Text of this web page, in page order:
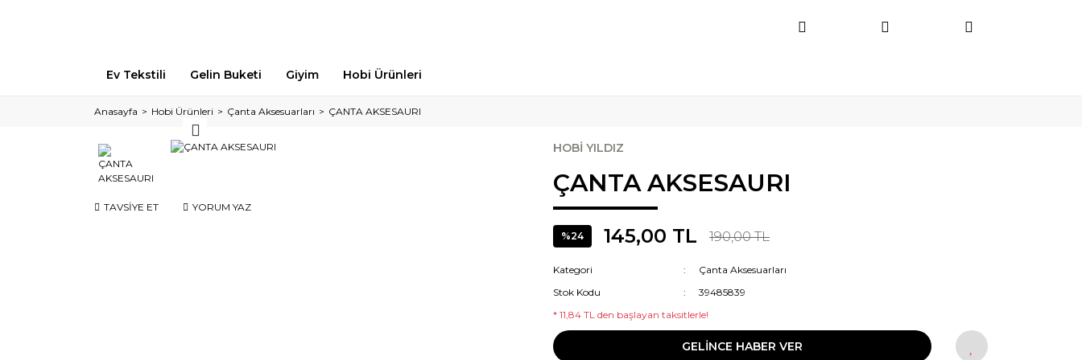
Ev Tekstili Gelin Buketi Giyim Hobi Ürünleri
Anasayfa Hobi Ürünleri Çanta Aksesuarları ÇANTA AKSESAURI
TAVSİYE ET YORUM YAZ
HOBİ YILDIZ
ÇANTA AKSESAURI
%24 145,00 TL 190,00 TL
Kategori
Çanta Aksesuarları
Stok Kodu
39485839
* 11,84 TL den başlayan taksitlerle!
GELİNCE HABER VER